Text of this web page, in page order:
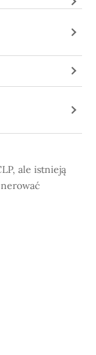
ale istnieją